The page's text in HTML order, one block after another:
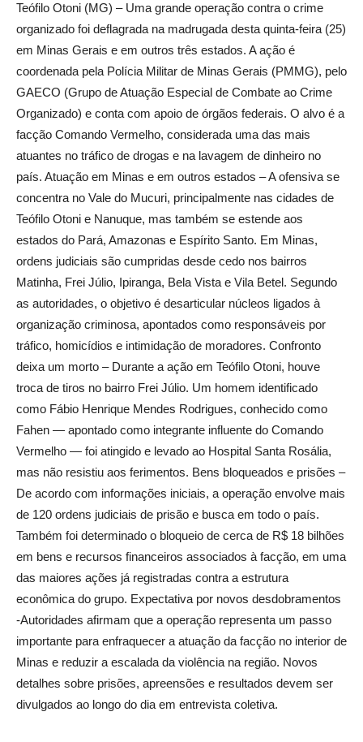
Teófilo Otoni (MG) – Uma grande operação contra o crime
organizado foi deflagrada na madrugada desta quinta-feira (25)
em Minas Gerais e em outros três estados. A ação é
coordenada pela Polícia Militar de Minas Gerais (PMMG), pelo
GAECO (Grupo de Atuação Especial de Combate ao Crime
Organizado) e conta com apoio de órgãos federais. O alvo é a
facção Comando Vermelho, considerada uma das mais
atuantes no tráfico de drogas e na lavagem de dinheiro no
país. Atuação em Minas e em outros estados – A ofensiva se
concentra no Vale do Mucuri, principalmente nas cidades de
Teófilo Otoni e Nanuque, mas também se estende aos
estados do Pará, Amazonas e Espírito Santo. Em Minas,
ordens judiciais são cumpridas desde cedo nos bairros
Matinha, Frei Júlio, Ipiranga, Bela Vista e Vila Betel. Segundo
as autoridades, o objetivo é desarticular núcleos ligados à
organização criminosa, apontados como responsáveis por
tráfico, homicídios e intimidação de moradores. Confronto
deixa um morto – Durante a ação em Teófilo Otoni, houve
troca de tiros no bairro Frei Júlio. Um homem identificado
como Fábio Henrique Mendes Rodrigues, conhecido como
Fahen — apontado como integrante influente do Comando
Vermelho — foi atingido e levado ao Hospital Santa Rosália,
mas não resistiu aos ferimentos. Bens bloqueados e prisões –
De acordo com informações iniciais, a operação envolve mais
de 120 ordens judiciais de prisão e busca em todo o país.
Também foi determinado o bloqueio de cerca de R$ 18 bilhões
em bens e recursos financeiros associados à facção, em uma
das maiores ações já registradas contra a estrutura
econômica do grupo. Expectativa por novos desdobramentos
-Autoridades afirmam que a operação representa um passo
importante para enfraquecer a atuação da facção no interior de
Minas e reduzir a escalada da violência na região. Novos
detalhes sobre prisões, apreensões e resultados devem ser
divulgados ao longo do dia em entrevista coletiva.